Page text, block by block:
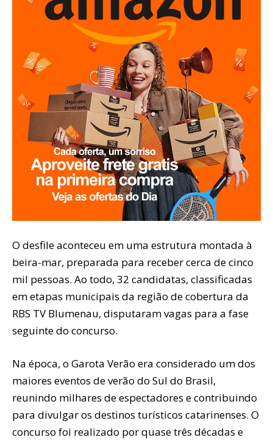
O desfile aconteceu em uma estrutura montada à
beira-mar, preparada para receber cerca de cinco
mil pessoas. Ao todo, 32 candidatas, classificadas
em etapas municipais da região de cobertura da
RBS TV Blumenau, disputaram vagas para a fase
seguinte do concurso.
Na época, o Garota Verão era considerado um dos
maiores eventos de verão do Sul do Brasil,
reunindo milhares de espectadores e contribuindo
para divulgar os destinos turísticos catarinenses. O
concurso foi realizado por quase três décadas e